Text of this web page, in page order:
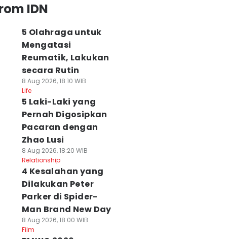
IDN
5 Olahraga untuk
Mengatasi
Reumatik, Lakukan
secara Rutin
8 Aug 2026, 18:10 WIB
Life
5 Laki-Laki yang
Pernah Digosipkan
Pacaran dengan
Zhao Lusi
8 Aug 2026, 18:20 WIB
Relationship
4 Kesalahan yang
Dilakukan Peter
Parker di Spider-
Man Brand New Day
8 Aug 2026, 18:00 WIB
Film